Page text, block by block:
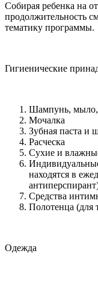
Собирая ребенка на
продолжительность
тематику программы.
Гигиенические
Шампунь, мыло,
Мочалка
Зубная паста и
Расческа
Сухие и
находятся в
Средства
Полотенца (для
Одежда